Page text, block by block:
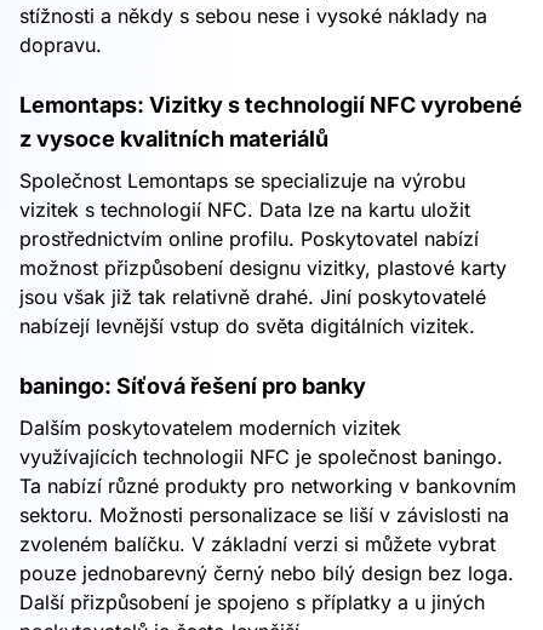
stížnosti a někdy s sebou nese i vysoké náklady na
dopravu.
Lemontaps: Vizitky s technologií NFC vyrobené
z vysoce kvalitních materiálů
Společnost Lemontaps se specializuje na výrobu
vizitek s technologií NFC. Data lze na kartu uložit
prostřednictvím online profilu. Poskytovatel nabízí
možnost přizpůsobení designu vizitky, plastové karty
jsou však již tak relativně drahé. Jiní poskytovatelé
nabízejí levnější vstup do světa digitálních vizitek.
baningo: Síťová řešení pro banky
Dalším poskytovatelem moderních vizitek
využívajících technologii NFC je společnost baningo.
Ta nabízí různé produkty pro networking v bankovním
sektoru. Možnosti personalizace se liší v závislosti na
zvoleném balíčku. V základní verzi si můžete vybrat
pouze jednobarevný černý nebo bílý design bez loga.
Další přizpůsobení je spojeno s příplatky a u jiných